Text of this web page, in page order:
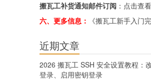
搬瓦工补货通知邮件订阅 ： 点击查
六、更多信息：
《搬瓦工新手入门
近期文章
2026 搬瓦工 SSH 安全设置教程：
登录、启用密钥登录